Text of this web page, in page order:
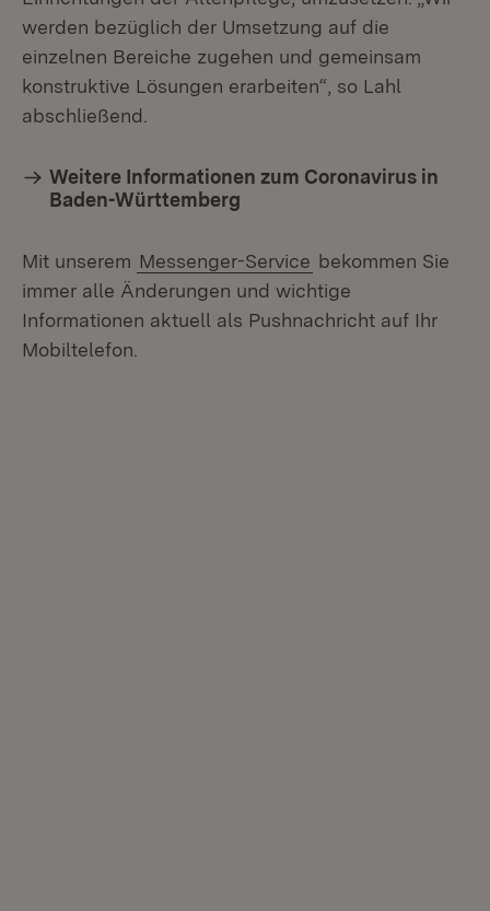
werden bezüglich der Umsetzung auf die
einzelnen Bereiche zugehen und gemeinsam
konstruktive Lösungen erarbeiten“, so Lahl
abschließend.
Weitere Informationen zum Coronavirus in
Baden-Württemberg
Mit unserem Messenger-Service bekommen Sie
immer alle Änderungen und wichtige
Informationen aktuell als Pushnachricht auf Ihr
Mobiltelefon.